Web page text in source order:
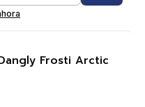
Frosti Arctic